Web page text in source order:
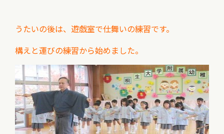
うたいの後は、遊戯室で仕舞いの練習です。
構えと運びの練習から始めました。